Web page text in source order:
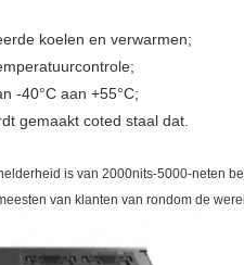
koelen en verwarmen;
-40°C aan +55°C;
gemaakt coted staal dat.
is van 2000nits-5000-neten
van klanten van rondom de